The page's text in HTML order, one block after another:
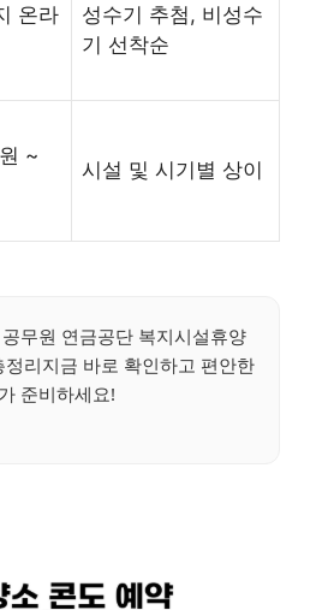
온라
성수기 추첨, 비성수
기 선착순
~
시설 및 시기별 상이
공무원 연금공단 복지시설휴양
리지금 바로 확인하고 편안한
준비하세요!